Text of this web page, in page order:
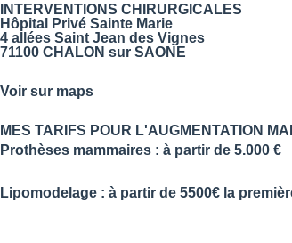
INTERVENTIONS CHIRURGICALES
Hôpital Privé Sainte Marie
4 allées Saint Jean des Vignes
71100 CHALON sur SAONE
Voir sur maps
MES TARIFS POUR L'AUGMENTATION
Prothèses mammaires : à partir de 5.000 €
Lipomodelage : à partir de 5500€ la